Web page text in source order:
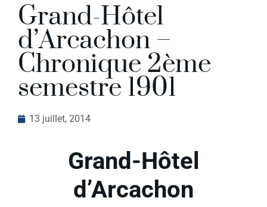
Grand-Hôtel
d’Arcachon –
Chronique 2ème
semestre 1901
13 juillet, 2014
Grand-Hôtel
d’Arcachon